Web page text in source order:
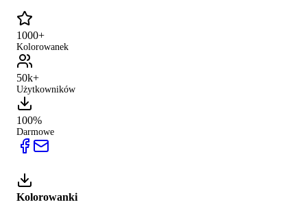
1000+
Kolorowanek
50k+
Użytkowników
100%
Darmowe
Kolorowanki